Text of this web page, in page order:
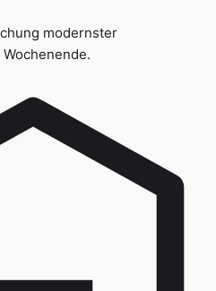
modernster